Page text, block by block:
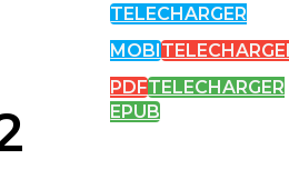
TELECHARGER
MOBI
PDFTELECHARGER
EPUB